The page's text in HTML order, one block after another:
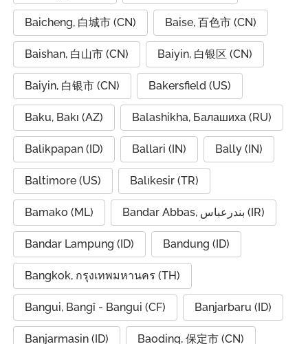
Baicheng, 白城市 (CN) Baise, 百色市 (CN)
Baishan, 白山市 (CN) Baiyin, 白银区 (CN)
Baiyin, 白银市 (CN) Bakersfield (US)
Baku, Bakı (AZ) Balashikha, Балашиха (RU)
Balikpapan (ID) Ballari (IN) Bally (IN)
Baltimore (US) Balıkesir (TR)
Bamako (ML) Bandar Abbas, بندرعباس (IR)
Bandar Lampung (ID) Bandung (ID)
Bangkok, กรุงเทพมหานคร (TH)
Bangui, Bangî - Bangui (CF) Banjarbaru (ID)
Banjarmasin (ID) Baoding, 保定市 (CN)